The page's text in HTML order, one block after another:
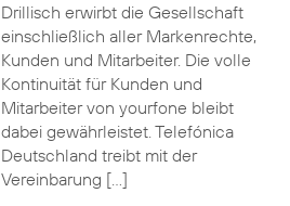
Drillisch erwirbt die Gesellschaft
einschließlich aller Markenrechte,
Kunden und Mitarbeiter. Die volle
Kontinuität für Kunden und
Mitarbeiter von yourfone bleibt
dabei gewährleistet. Telefónica
Deutschland treibt mit der
Vereinbarung […]